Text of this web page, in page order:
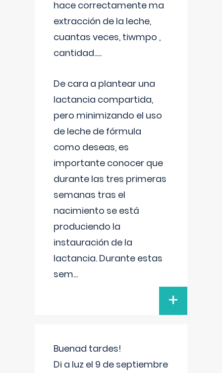
hace correctamente ma
extracción de la leche,
cuantas veces, tiwmpo ,
cantidad.....
De cara a plantear una
lactancia compartida,
pero minimizando el uso
de leche de fórmula
como deseas, es
importante conocer que
durante las tres primeras
semanas tras el
nacimiento se está
produciendo la
instauración de la
lactancia. Durante estas
sem...
+
Buenad tardes!
Di a luz el 9 de septiembre